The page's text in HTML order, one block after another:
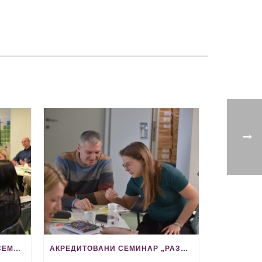
АКРЕДИТОВАНИ EUROPASS СЕМИНАР ЗА КАРИЈЕРНЕ ПРАКТИЧАРЕ 28. МАЈА У КРАЉЕВУ АКРЕДИТОВАНИ СЕМИНАР „РАЗВИЈАЊЕ АКТИВНОСТИ КАРИЈЕРНОГ ВОЂЕЊА И САВЕТОВАЊА У ОСНОВНОЈ И СРЕДЊОЈ ШКОЛИ“ ОДРЖАВА СЕ 11. МАЈА У ВАЉЕВУ